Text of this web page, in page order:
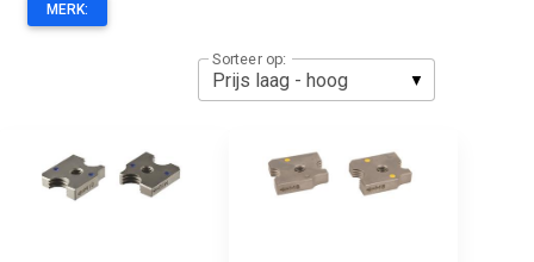
MERK:
Sorteer op: